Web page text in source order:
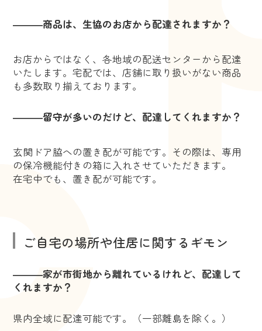
―――商品は、生協のお店から配達されますか？
お店からではなく、各地域の配送センターから配達
いたします。宅配では、店舗に取り扱いがない商品
も多数取り揃えております。
―――留守が多いのだけど、配達してくれますか？
玄関ドア脇への置き配が可能です。その際は、専用
の保冷機能付きの箱に入れさせていただきます。
在宅中でも、置き配が可能です。
ご自宅の場所や住居に関するギモン
―――家が市街地から離れているけれど、配達して
くれますか？
県内全域に配達可能です。（一部離島を除く。）